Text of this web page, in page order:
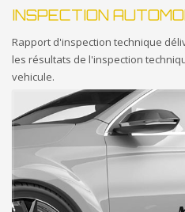
INSPECTION
Rapport d'inspection technique
les résultats de l'inspection
vehicule.